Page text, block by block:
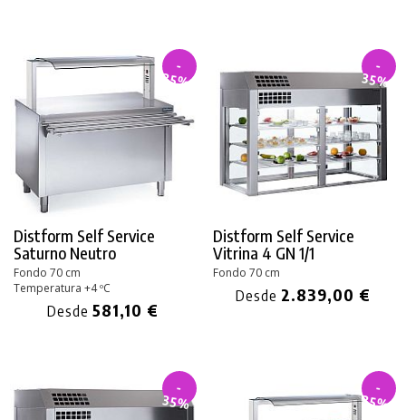
-
35%
Distform Self Service
Saturno Neutro
Fondo 70 cm
Temperatura +4 ºC
Desde581,10 €
-
35%
Distform Self Service
Vitrina 4 GN 1/1
Fondo 70 cm
Desde 2.839,00 €
-
35%
-
35%